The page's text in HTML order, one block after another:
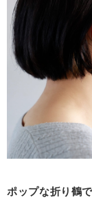
ポップな折り鶴